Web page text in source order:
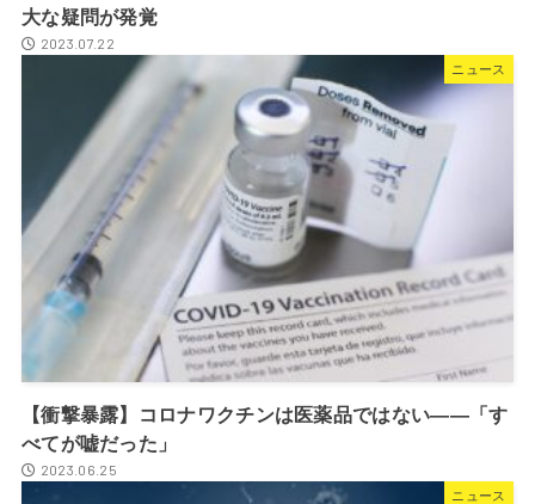
大な疑問が発覚
2023.07.22
ニュース
【衝撃暴露】コロナワクチンは医薬品ではない――「す
べてが嘘だった」
2023.06.25
ニュース